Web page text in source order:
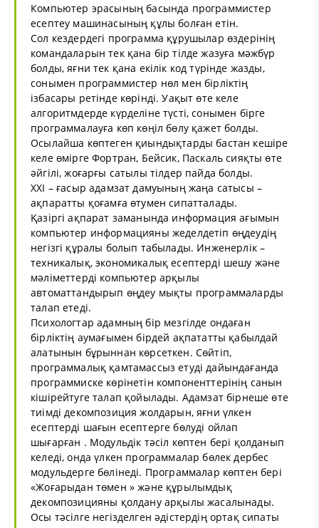
Компьютер эрасының басында программистер
есептеу машинасының құлы болған етін.
Сол кездердегі программа құрушылар өздерінің
командаларын тек қана бір тілде жазуға мәжбүр
болды, яғни тек қана екілік код түрінде жазды,
сонымен программистер нөл мен бірліктің
ізбасары ретінде көрінді. Уақыт өте келе
алгоритмдерде күрделіне түсті, сонымен бірге
программалауға көп көңіл бөлу қажет болды.
Осылайша көптеген қиындықтарды бастан кешіре
келе өмірге Фортран, Бейсик, Паскаль сияқты өте
әйгілі, жоғарғы сатылы тілдер пайда болды.
ХХІ – ғасыр адамзат дамуының жаңа сатысы –
ақпаратты қоғамға өтумен сипатталады.
Қазіргі ақпарат заманында информация ағымын
компьютер информацияны жеделдетіп өңдеудің
негізгі құралы болып табылады. Инженерлік –
техникалық, экономикалық есептерді шешу және
мәліметтерді компьютер арқылы
автоматтандырып өңдеу мықты программаларды
талап етеді.
Психологтар адамның бір мезгілде ондаған
бірліктің аумағымен бірдей ақпататты қабылдай
алатынын бұрыннан көрсеткен. Сөйтіп,
программалық қамтамассыз етуді дайындағанда
программиске көрінетін компоненттерінің санын
кішірейтуге талап қойылады. Адамзат бірнеше өте
тиімді декомпозиция жолдарын, яғни үлкен
есептерді шағын есептерге бөлуді ойлап
шығарған . Модульдік тәсіл көптен бері қолданып
келеді, онда үлкен программалар бөлек дербес
модульдерге бөлінеді. Программалар көптен бері
«Жоғарыдан төмен » және құрылымдық
декомпозицияны қолдану арқылы жасалынады.
Осы тәсілге негізделген әдістердің ортақ сипаты